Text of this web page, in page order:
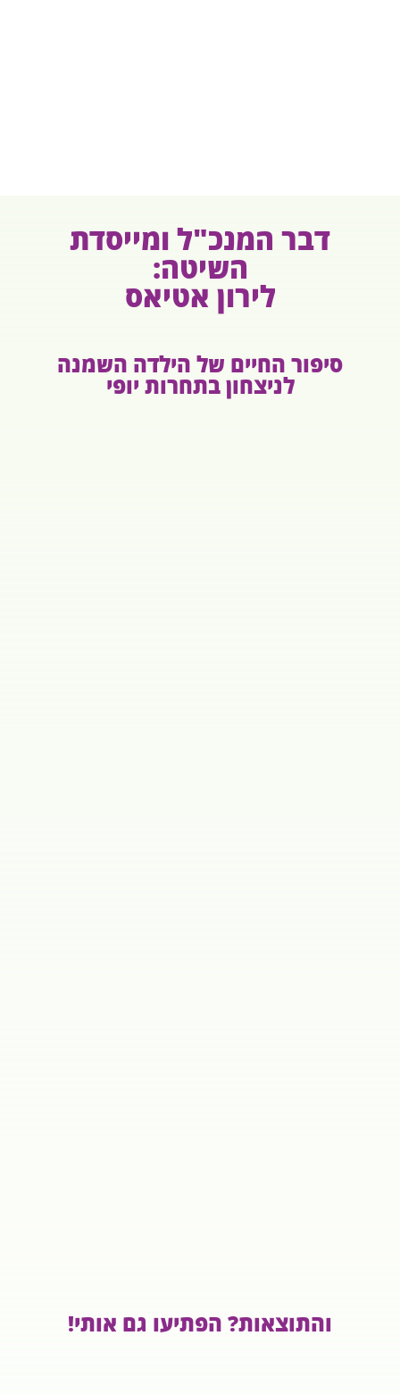
דבר המנכ"ל ומייסדת
השיטה:
לירון אטיאס
סיפור החיים של הילדה השמנה
לניצחון בתחרות יופי
והתוצאות? הפתיעו גם אותי!